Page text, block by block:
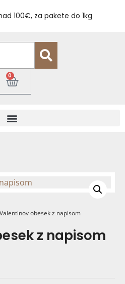
100€, za pakete do 1kg
0
obesek z napisom
z napisom